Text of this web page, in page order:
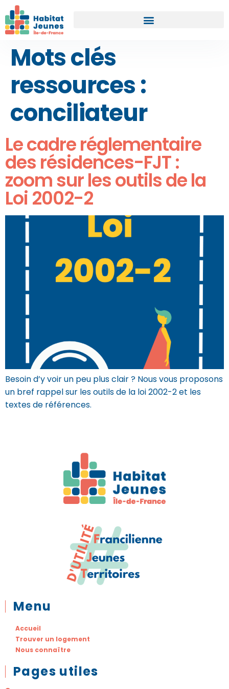
Mots clés
ressources :
conciliateur
Le cadre réglementaire
des résidences-FJT :
zoom sur les outils de la
Loi 2002-2
Besoin d’y voir un peu plus clair ? Nous vous proposons
un bref rappel sur les outils de la loi 2002-2 et les
textes de références.
Menu
Accueil
Trouver un logement
Nous connaître
Pages utiles